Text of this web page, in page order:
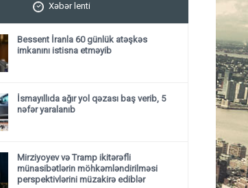
Xəbər lenti
Bessent İranla 60 günlük atəşkəs
imkanını istisna etməyib
İsmayıllıda ağır yol qəzası baş verib, 5
nəfər yaralanıb
Mirziyoyev və Tramp ikitərəfli
münasibətlərin möhkəmləndirilməsi
perspektivlərini müzakirə ediblər